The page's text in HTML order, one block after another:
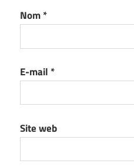
Nom*
E-mail *
Site web